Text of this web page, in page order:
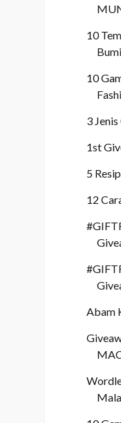
10
10
3
1st
5
12
Abam